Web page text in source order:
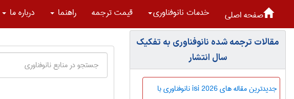
صفحه اصلی خدمات نانوفناوری قیمت ترجمه راهنما درباره ما
مقالات ترجمه شده نانوفناوری به تفکیک
سال انتشار
جدیدترین مقاله های isi 2026 نانوفناوری با